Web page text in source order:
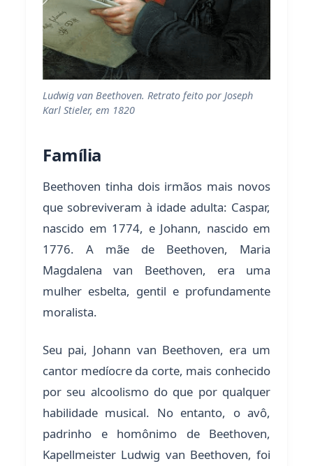
Ludwig van Beethoven. Retrato feito por Joseph
Karl Stieler, em 1820
Família
Beethoven tinha dois irmãos mais novos
que sobreviveram à idade adulta: Caspar,
nascido em 1774, e Johann, nascido em
1776. A mãe de Beethoven, Maria
Magdalena van Beethoven, era uma
mulher esbelta, gentil e profundamente
moralista.
Seu pai, Johann van Beethoven, era um
cantor medíocre da corte, mais conhecido
por seu alcoolismo do que por qualquer
habilidade musical. No entanto, o avô,
padrinho e homônimo de Beethoven,
Kapellmeister Ludwig van Beethoven, foi